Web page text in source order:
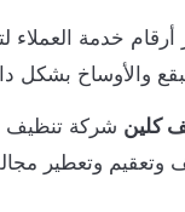
خدمة العملاء
والأوساخ بشكل
شركة تنظيف
وتعطير مجالس